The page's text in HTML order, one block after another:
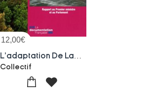
12,00€
Collectif